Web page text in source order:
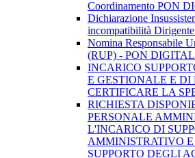
Coordinamento PON
Dichiarazione
incompatibilità Dirigente
Nomina Responsabile
(RUP) - PON
INCARICO
E GESTIONALE E DI
CERTIFICARE LA
RICHIESTA
PERSONALE
L'INCARICO DI
AMMINISTRATIVO
SUPPORTO DEGLI